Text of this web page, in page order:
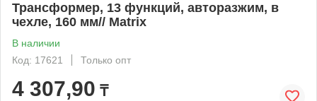
Трансформер, 13 функций, авторазжим, в
чехле, 160 мм// Matrix
В наличии
Код: 17621
Только опт
4 307,90 ₸